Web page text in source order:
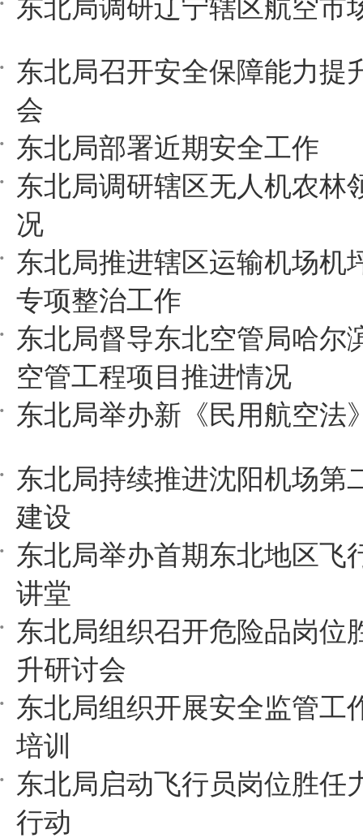
东北局调研辽宁辖区航空市
东北局召开安全保障能力提
会
东北局部署近期安全工作
东北局调研辖区无人机农林
况
东北局推进辖区运输机场机
专项整治工作
东北局督导东北空管局哈尔
空管工程项目推进情况
东北局举办新《民用航空法
东北局持续推进沈阳机场第
建设
东北局举办首期东北地区飞
讲堂
东北局组织召开危险品岗位
升研讨会
东北局组织开展安全监管工
培训
东北局启动飞行员岗位胜任
行动